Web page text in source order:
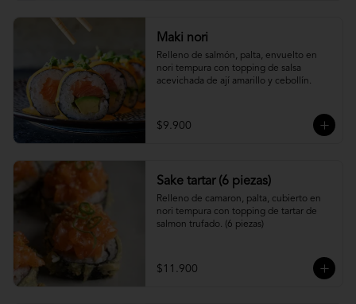
Maki nori
Relleno de salmón, palta, envuelto en
nori tempura con topping de salsa
acevichada de ají amarillo y cebollín.
$9.900
Sake tartar (6 piezas)
Relleno de camaron, palta, cubierto en
nori tempura con topping de tartar de
salmon trufado. (6 piezas)
$11.900